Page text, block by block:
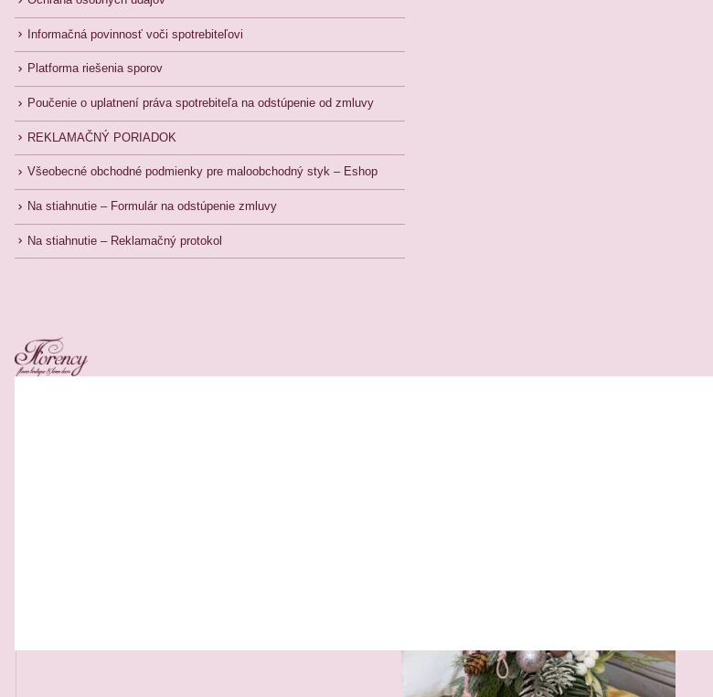
Informačná povinnosť voči spotrebiteľovi
Platforma riešenia sporov
Poučenie o uplatnení práva spotrebiteľa na odstúpenie od zmluvy
REKLAMAČNÝ PORIADOK
Všeobecné obchodné podmienky pre maloobchodný styk – Eshop
Na stiahnutie – Formulár na odstúpenie zmluvy
Na stiahnutie – Reklamačný protokol